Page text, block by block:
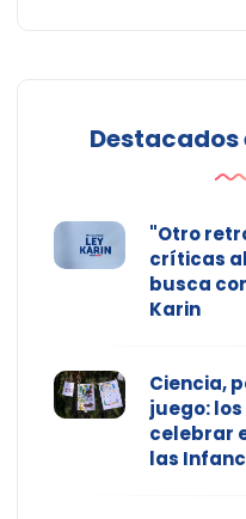
Destacados
"Otro
críticas
busca
Karin
Ciencia,
juego:
celebrar
las